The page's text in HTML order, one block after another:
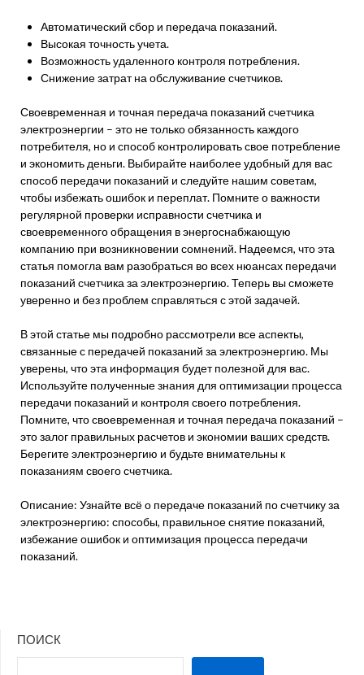
Автоматический сбор и передача показаний.
Высокая точность учета.
Возможность удаленного контроля потребления.
Снижение затрат на обслуживание счетчиков.
Своевременная и точная передача показаний счетчика
электроэнергии – это не только обязанность каждого
потребителя, но и способ контролировать свое потребление
и экономить деньги. Выбирайте наиболее удобный для вас
способ передачи показаний и следуйте нашим советам,
чтобы избежать ошибок и переплат. Помните о важности
регулярной проверки исправности счетчика и
своевременного обращения в энергоснабжающую
компанию при возникновении сомнений. Надеемся, что эта
статья помогла вам разобраться во всех нюансах передачи
показаний счетчика за электроэнергию. Теперь вы сможете
уверенно и без проблем справляться с этой задачей.
В этой статье мы подробно рассмотрели все аспекты,
связанные с передачей показаний за электроэнергию. Мы
уверены, что эта информация будет полезной для вас.
Используйте полученные знания для оптимизации процесса
передачи показаний и контроля своего потребления.
Помните, что своевременная и точная передача показаний –
это залог правильных расчетов и экономии ваших средств.
Берегите электроэнергию и будьте внимательны к
показаниям своего счетчика.
Описание: Узнайте всё о передаче показаний по счетчику за
электроэнергию: способы, правильное снятие показаний,
избежание ошибок и оптимизация процесса передачи
показаний.
ПОИСК